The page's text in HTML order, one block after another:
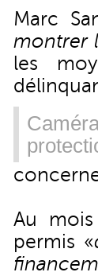
Marc
montrer
les
Au
permis «